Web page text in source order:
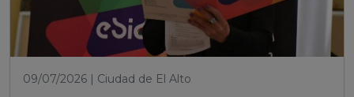
09/07/2026 | Ciudad de El Alto